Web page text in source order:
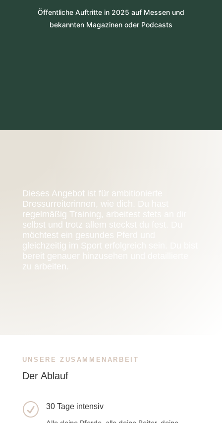
Öffentliche Auftritte in 2025 auf Messen und
bekannten Magazinen oder Podcasts
Dieses Angebot ist für ambitionierte
Dressurreiterinnen, wie dich. Du hast
regelmäßig Training, arbeitest stets an dir
selbst und trotz allem steckst du fest. Du
möchtest ein gesundes Pferd und
gleichzeitig im Sport erfolgreich sein. Du bist
bereit genauer hinzusehen und detaillierte
zu arbeiten.
UNSERE ZUSAMMENARBEIT
Der Ablauf
R
30 Tage intensiv